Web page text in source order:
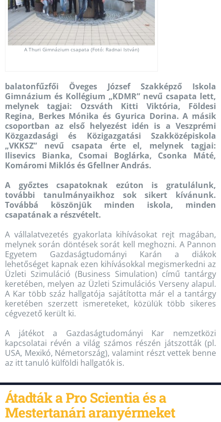
A Thuri Gimnázium csapata (Fotó: Radnai István)
balatonfűzfői Öveges József Szakképző Iskola
Gimnázium és Kollégium „KDMR” nevű csapata lett,
melynek tagjai: Ozsváth Kitti Viktória, Földesi
Regina, Berkes Mónika és Gyurica Dorina. A másik
csoportban az első helyezést idén is a Veszprémi
Közgazdasági és Közigazgatási Szakközépiskola
„VKKSZ” nevű csapata érte el, melynek tagjai:
Ilisevics Bianka, Csomai Boglárka, Csonka Máté,
Komáromi Miklós és Gfellner András.
A győztes csapatoknak ezúton is gratulálunk,
további tanulmányaikhoz sok sikert kívánunk.
Továbbá köszönjük minden iskola, minden
csapatának a részvételt.
A vállalatvezetés gyakorlata kihívásokat rejt magában,
melynek során döntések sorát kell meghozni. A Pannon
Egyetem Gazdaságtudományi Karán a diákok
lehetőséget kapnak ezen kihívásokkal megismerkedni az
Üzleti Szimuláció (Business Simulation) című tantárgy
keretében, melyen az Üzleti Szimulációs Verseny alapul.
A Kar több száz hallgatója sajátította már el a tantárgy
keretében szerzett ismereteket, közülük több sikeres
cégvezető került ki.
A játékot a Gazdaságtudományi Kar nemzetközi
kapcsolatai révén a világ számos részén játszották (pl.
USA, Mexikó, Németország), valamint részt vettek benne
az itt tanuló külföldi hallgatók is.
Átadták a Pro Scientia és a
Mestertanári aranyérmeket